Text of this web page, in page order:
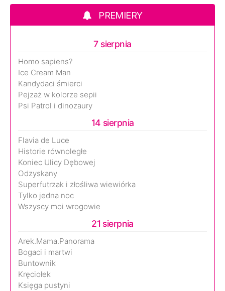
PREMIERY
7 sierpnia
Homo sapiens?
Ice Cream Man
Kandydaci śmierci
Pejzaż w kolorze sepii
Psi Patrol i dinozaury
14 sierpnia
Flavia de Luce
Historie równoległe
Koniec Ulicy Dębowej
Odzyskany
Superfutrzak i złośliwa wiewiórka
Tylko jedna noc
Wszyscy moi wrogowie
21 sierpnia
Arek.Mama.Panorama
Bogaci i martwi
Buntownik
Kręciołek
Księga pustyni